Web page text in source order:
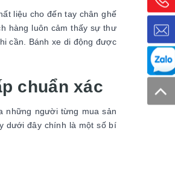
liệu cho đến tay chân ghế
hàng luôn cảm thấy sự thư
cần. Bánh xe di động được
chuẩn xác
những người từng mua sản
dưới đây chính là một số bí